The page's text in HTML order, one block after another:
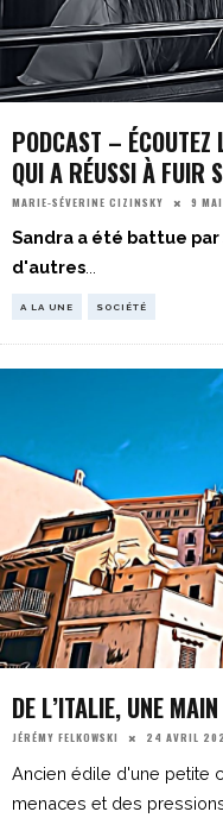
PODCAST – ÉCOUTEZ
QUI A RÉUSSI À FUIR
MARIE-SÉVERINE CIZINSKY 9
Sandra a été battue
d'autres
A LA UNE SOCIÉTÉ
DE L’ITALIE, UNE
JÉRÉMY FELKOWSKI 24 AVRIL
Ancien édile d'une petite
menaces et des